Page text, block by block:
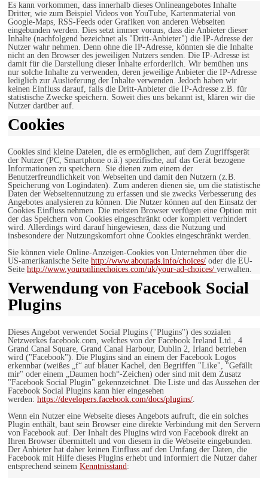
Es kann vorkommen, dass innerhalb dieses Onlineangebotes Inhalte
Dritter, wie zum Beispiel Videos von YouTube, Kartenmaterial von
Google-Maps, RSS-Feeds oder Grafiken von anderen Webseiten
eingebunden werden. Dies setzt immer voraus, dass die Anbieter dieser
Inhalte (nachfolgend bezeichnet als "Dritt-Anbieter") die IP-Adresse der
Nutzer wahr nehmen. Denn ohne die IP-Adresse, könnten sie die Inhalte
nicht an den Browser des jeweiligen Nutzers senden. Die IP-Adresse ist
damit für die Darstellung dieser Inhalte erforderlich. Wir bemühen uns
nur solche Inhalte zu verwenden, deren jeweilige Anbieter die IP-Adresse
lediglich zur Auslieferung der Inhalte verwenden. Jedoch haben wir
keinen Einfluss darauf, falls die Dritt-Anbieter die IP-Adresse z.B. für
statistische Zwecke speichern. Soweit dies uns bekannt ist, klären wir die
Nutzer darüber auf.
Cookies
Cookies sind kleine Dateien, die es ermöglichen, auf dem Zugriffsgerät
der Nutzer (PC, Smartphone o.ä.) spezifische, auf das Gerät bezogene
Informationen zu speichern. Sie dienen zum einem der
Benutzerfreundlichkeit von Webseiten und damit den Nutzern (z.B.
Speicherung von Logindaten). Zum anderen dienen sie, um die statistische
Daten der Webseitennutzung zu erfassen und sie zwecks Verbesserung des
Angebotes analysieren zu können. Die Nutzer können auf den Einsatz der
Cookies Einfluss nehmen. Die meisten Browser verfügen eine Option mit
der das Speichern von Cookies eingeschränkt oder komplett verhindert
wird. Allerdings wird darauf hingewiesen, dass die Nutzung und
insbesondere der Nutzungskomfort ohne Cookies eingeschränkt werden.
Sie können viele Online-Anzeigen-Cookies von Unternehmen über die
US-amerikanische Seite http://www.aboutads.info/choices/ oder die EU-
Seite http://www.youronlinechoices.com/uk/your-ad-choices/ verwalten.
Verwendung von Facebook Social
Plugins
Dieses Angebot verwendet Social Plugins ("Plugins") des sozialen
Netzwerkes facebook.com, welches von der Facebook Ireland Ltd., 4
Grand Canal Square, Grand Canal Harbour, Dublin 2, Irland betrieben
wird ("Facebook"). Die Plugins sind an einem der Facebook Logos
erkennbar (weißes „f“ auf blauer Kachel, den Begriffen "Like", "Gefällt
mir" oder einem „Daumen hoch“-Zeichen) oder sind mit dem Zusatz
"Facebook Social Plugin" gekennzeichnet. Die Liste und das Aussehen der
Facebook Social Plugins kann hier eingesehen
werden: https://developers.facebook.com/docs/plugins/.
Wenn ein Nutzer eine Webseite dieses Angebots aufruft, die ein solches
Plugin enthält, baut sein Browser eine direkte Verbindung mit den Servern
von Facebook auf. Der Inhalt des Plugins wird von Facebook direkt an
Ihren Browser übermittelt und von diesem in die Webseite eingebunden.
Der Anbieter hat daher keinen Einfluss auf den Umfang der Daten, die
Facebook mit Hilfe dieses Plugins erhebt und informiert die Nutzer daher
entsprechend seinem Kenntnisstand: